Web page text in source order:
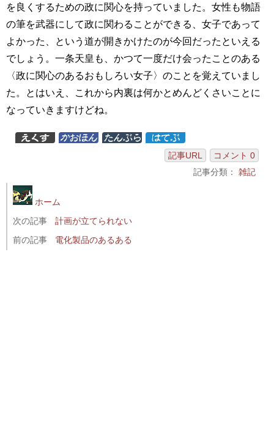
を良くするための政に関心を持っていました。女性も物語
の筆を武器にして政に関わることができる、女子であって
よかった、という道が開きかけたのが今回だったといえる
でしょう。一条天皇も、かつて一度だけ会ったことのある
〈政に関心のあるおもしろい女子〉のことを覚えていまし
た。とはいえ、これから内裏は何かとめんどくさいことに
なっていきますけどね。
記事URL
コメント 0
記事分類： 雑記
ホーム
次の記事
計画が立てられない
前の記事
電化製品のあるある